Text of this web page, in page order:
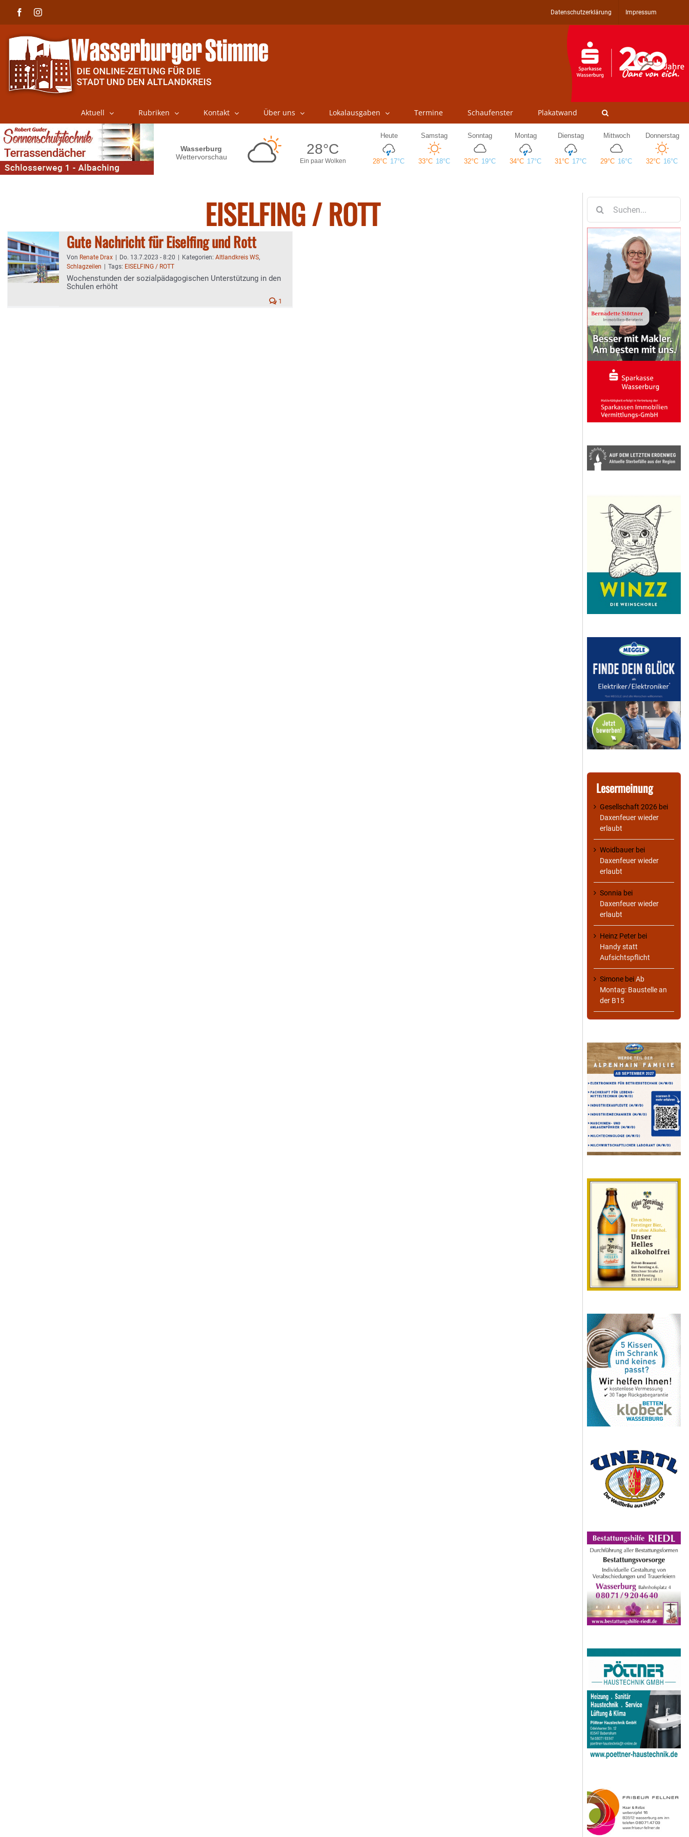
FacebookInstagram Datenschutzerklärung Impressum
Aktuell Rubriken Kontakt Über uns Lokalausgaben Termine Schaufenster Plakatwand
EISELFING / ROTT
Gute Nachricht für Eiselfing und Rott
Von Renate Drax Do. 13.7.2023 - 8:20 Kategorien: Altlandkreis WS,
Schlagzeilen
Tags: EISELFING / ROTT
Wochenstunden der sozialpädagogischen Unterstützung in den
Schulen erhöht
1
nach:
Lesermeinung
Gesellschaft 2026 bei
Daxenfeuer wieder
erlaubt
Woidbauer bei
Daxenfeuer wieder
erlaubt
Sonnia bei
Daxenfeuer wieder
erlaubt
Heinz Peter bei
Handy statt
Aufsichtspflicht
Simone beiAb
Montag: Baustelle an
der B15